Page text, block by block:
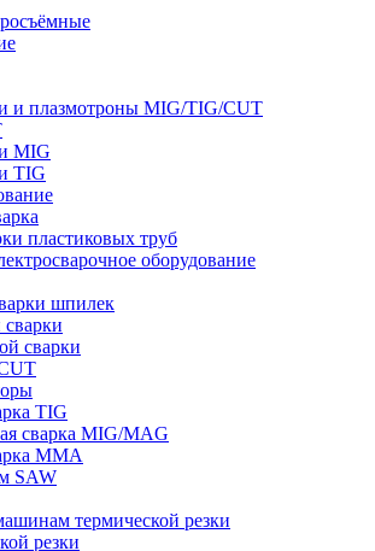
и плазмотроны MIG/TIG/CUT
MIG
TIG
пластиковых труб
оборудование
шпилек
сварки
TIG
сварка MIG/MAG
MMA
SAW
термической резки
резки